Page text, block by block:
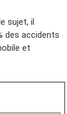
sujet, il
des accidents
et